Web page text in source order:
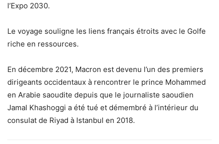
l’Expo 2030.
Le voyage souligne les liens français étroits avec le Golfe
riche en ressources.
En décembre 2021, Macron est devenu l’un des premiers
dirigeants occidentaux à rencontrer le prince Mohammed
en Arabie saoudite depuis que le journaliste saoudien
Jamal Khashoggi a été tué et démembré à l’intérieur du
consulat de Riyad à Istanbul en 2018.